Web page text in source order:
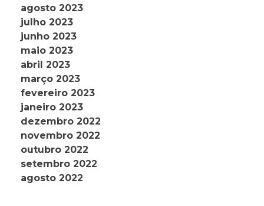
agosto 2023
julho 2023
junho 2023
maio 2023
abril 2023
março 2023
fevereiro 2023
janeiro 2023
dezembro 2022
novembro 2022
outubro 2022
setembro 2022
agosto 2022